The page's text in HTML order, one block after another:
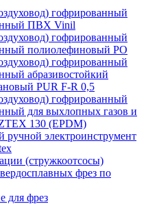
гофрированный
ПВХ Vinil
гофрированный
полиолефиновый PO
гофрированный
абразивостойкий
PUR F-R 0,5
гофрированный
для выхлопных газов и
130 (EPDM)
электроинструмент
(стружкоотсосы)
фрез по
для фрез